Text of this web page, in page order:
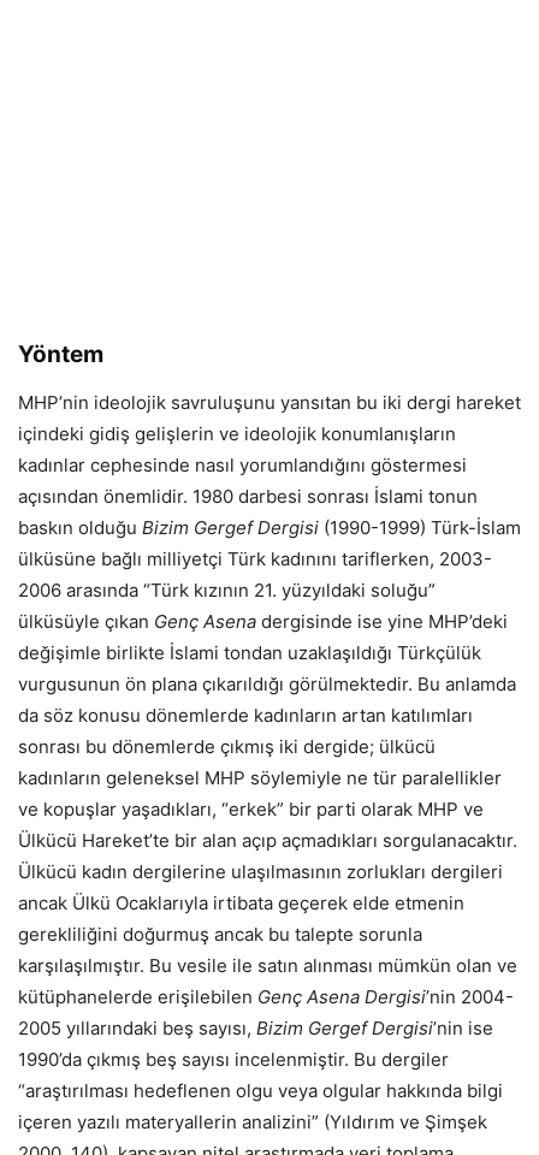
Yöntem
MHP’nin ideolojik savruluşunu yansıtan bu iki dergi hareket
içindeki gidiş gelişlerin ve ideolojik konumlanışların
kadınlar cephesinde nasıl yorumlandığını göstermesi
açısından önemlidir. 1980 darbesi sonrası İslami tonun
baskın olduğu Bizim Gergef Dergisi (1990-1999) Türk-İslam
ülküsüne bağlı milliyetçi Türk kadınını tariflerken, 2003-
2006 arasında “Türk kızının 21. yüzyıldaki soluğu”
ülküsüyle çıkan Genç Asena dergisinde ise yine MHP’deki
değişimle birlikte İslami tondan uzaklaşıldığı Türkçülük
vurgusunun ön plana çıkarıldığı görülmektedir. Bu anlamda
da söz konusu dönemlerde kadınların artan katılımları
sonrası bu dönemlerde çıkmış iki dergide; ülkücü
kadınların geleneksel MHP söylemiyle ne tür paralellikler
ve kopuşlar yaşadıkları, “erkek” bir parti olarak MHP ve
Ülkücü Hareket’te bir alan açıp açmadıkları sorgulanacaktır.
Ülkücü kadın dergilerine ulaşılmasının zorlukları dergileri
ancak Ülkü Ocaklarıyla irtibata geçerek elde etmenin
gerekliliğini doğurmuş ancak bu talepte sorunla
karşılaşılmıştır. Bu vesile ile satın alınması mümkün olan ve
kütüphanelerde erişilebilen Genç Asena Dergisi’nin 2004-
2005 yıllarındaki beş sayısı, Bizim Gergef Dergisi’nin ise
1990’da çıkmış beş sayısı incelenmiştir. Bu dergiler
“araştırılması hedeflenen olgu veya olgular hakkında bilgi
içeren yazılı materyallerin analizini” (Yıldırım ve Şimşek